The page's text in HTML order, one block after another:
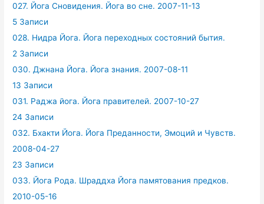
027. Йога Сновидения. Йога во сне. 2007-11-13
5 Записи
028. Нидра Йога. Йога переходных состояний бытия.
2 Записи
030. Джнана Йога. Йога знания. 2007-08-11
13 Записи
031. Раджа йога. Йога правителей. 2007-10-27
24 Записи
032. Бхакти Йога. Йога Преданности, Эмоций и Чувств.
2008-04-27
23 Записи
033. Йога Рода. Шраддха Йога памятования предков.
2010-05-16